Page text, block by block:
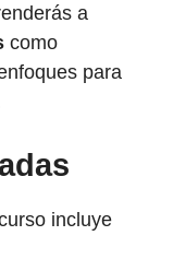
a
como
para
incluye